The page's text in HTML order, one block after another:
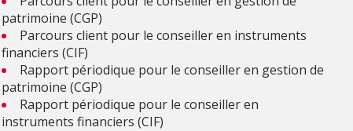
patrimoine (CGP)
Parcours client pour le conseiller en instruments
financiers (CIF)
Rapport périodique pour le conseiller en gestion de
patrimoine (CGP)
Rapport périodique pour le conseiller en
instruments financiers (CIF)